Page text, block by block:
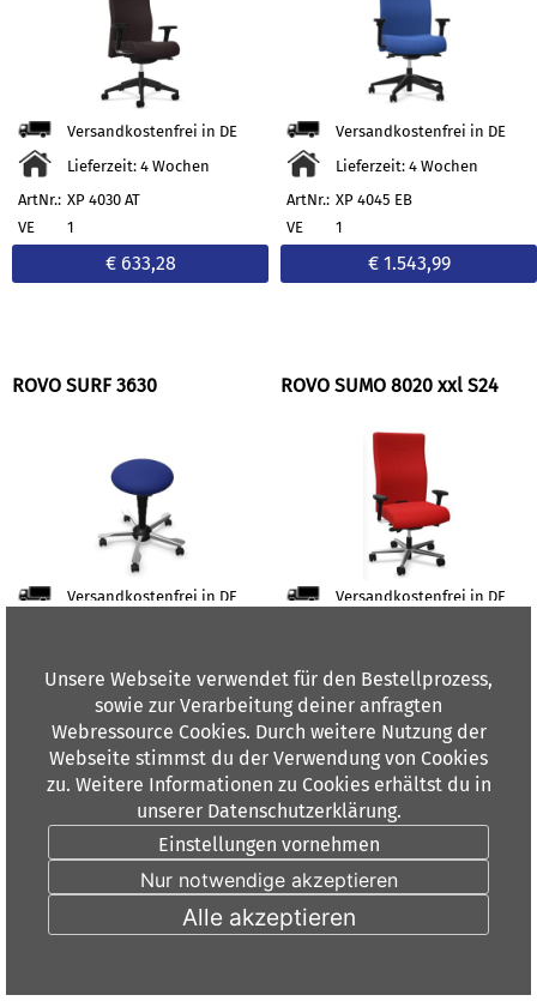
Versandkostenfrei in DE
Lieferzeit: 4 Wochen
ArtNr.: XP 4030 AT
VE
1
€ 633,28
Versandkostenfrei in DE
Lieferzeit: 4 Wochen
ArtNr.: XP 4045 EB
VE
1
€ 1.543,99
ROVO SURF 3630
Versandkostenfrei in DE
€ 436,43
ROVO SUMO 8020 xxl S24
Versandkostenfrei in DE
€ 833,60
ROVO SUMO 8030 xxl S24 ROVO ECO 1050 S6
Unsere Webseite verwendet für den Bestellprozess,
sowie zur Verarbeitung deiner anfragten
Webressource Cookies. Durch weitere Nutzung der
Webseite stimmst du der Verwendung von Cookies
zu. Weitere Informationen zu Cookies erhältst du in
unserer Datenschutzerklärung.
Einstellungen vornehmen
Nur notwendige akzeptieren
Alle akzeptieren